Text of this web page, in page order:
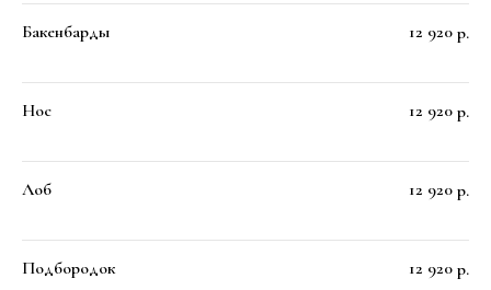
Бакенбарды 12 920 р.
Нос 12 920 р.
Лоб 12 920 р.
Подбородок 12 920 р.
Въезд С.
Для удобства рекомендуем парковаться в
«Арена»
Выход из 40 корпуса
Слева вы увидите нашу прекрасную